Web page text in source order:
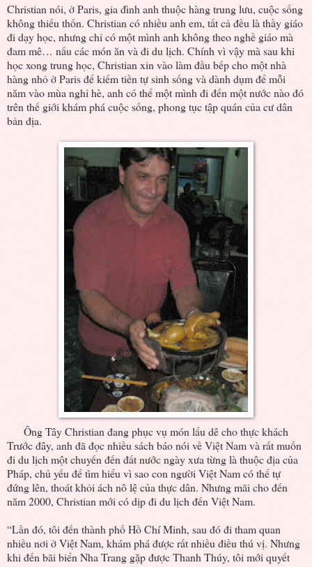
Christian nói, ở Paris, gia đình anh thuộc hàng trung lưu, cuộc sống
không thiếu thốn. Christian có nhiều anh em, tất cả đều là thầy giáo
đi dạy học, nhưng chỉ có một mình anh không theo nghề giáo mà
đam mê… nấu các món ăn và đi du lịch. Chính vì vậy mà sau khi
học xong trung học, Christian xin vào làm đầu bếp cho một nhà
hàng nhỏ ở Paris để kiếm tiền tự sinh sống và dành dụm để mỗi
năm vào mùa nghỉ hè, anh có thể một mình đi đến một nước nào đó
trên thế giới khám phá cuộc sống, phong tục tập quán của cư dân
bản địa.
Ông Tây Christian đang phục vụ món lẩu dê cho thực khách
Trước đây, anh đã đọc nhiều sách báo nói về Việt Nam và rất muốn
đi du lịch một chuyến đến đất nước ngày xưa từng là thuộc địa của
Pháp, chủ yếu để tìm hiểu vì sao con người Việt Nam có thể tự
đứng lên, thoát khỏi ách nô lệ của thực dân. Nhưng mãi cho đến
năm 2000, Christian mới có dịp đi du lịch đến Việt Nam.
“Lần đó, tôi đến thành phố Hồ Chí Minh, sau đó đi tham quan
nhiều nơi ở Việt Nam, khám phá được rất nhiều điều thú vị. Nhưng
khi đến bãi biển Nha Trang gặp được Thanh Thúy, tôi mới quyết